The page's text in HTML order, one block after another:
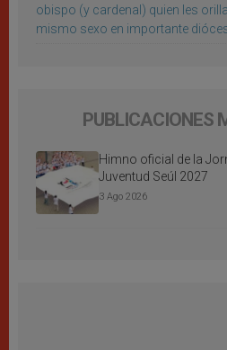
obispo (y cardenal) quien les
mismo sexo en importante
PUBLICACIONES
Himno oficial de la
Juventud Seúl 2027
3 Ago 2026